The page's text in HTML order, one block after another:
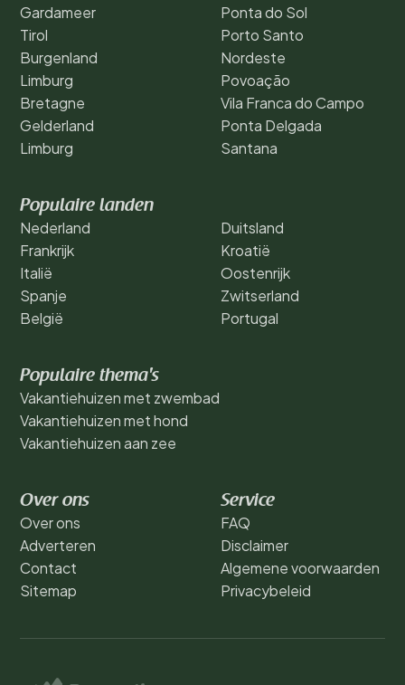
Gardameer
Tirol
Burgenland
Limburg
Bretagne
Gelderland
Limburg
Ponta do Sol
Porto Santo
Nordeste
Povoação
Vila Franca do Campo
Ponta Delgada
Santana
Populaire landen
Nederland
Frankrijk
Italië
Spanje
België
Duitsland
Kroatië
Oostenrijk
Zwitserland
Portugal
Populaire thema's
Vakantiehuizen met zwembad
Vakantiehuizen met hond
Vakantiehuizen aan zee
Over ons
Over ons
Adverteren
Contact
Sitemap
Service
FAQ
Disclaimer
Algemene voorwaarden
Privacybeleid